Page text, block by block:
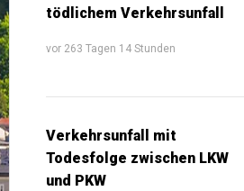
tödlichem Verkehrsunfall
vor 263 Tagen 14 Stunden
Verkehrsunfall mit
Todesfolge zwischen LKW
und PKW